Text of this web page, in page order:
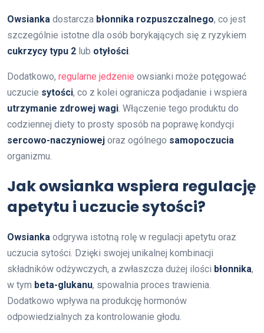
Owsianka dostarcza błonnika rozpuszczalnego, co jest
szczególnie istotne dla osób borykających się z ryzykiem
cukrzycy typu 2 lub otyłości
Dodatkowo, regularne jedzenie owsianki może potęgować
uczucie sytości, co z kolei ogranicza podjadanie i wspiera
utrzymanie zdrowej wagi . Włączenie tego produktu do
codziennej diety to prosty sposób na poprawę kondycji
sercowo-naczyniowej oraz ogólnego samopoczucia
organizmu.
Jak owsianka wspiera regulację
apetytu i uczucie sytości?
Owsianka odgrywa istotną rolę w regulacji apetytu oraz
uczucia sytości. Dzięki swojej unikalnej kombinacji
składników odżywczych, a zwłaszcza dużej ilości błonnika,
w tym beta-glukanu, spowalnia proces trawienia.
Dodatkowo wpływa na produkcję hormonów
odpowiedzialnych za kontrolowanie głodu.